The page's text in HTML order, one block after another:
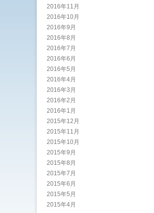
2016年11月
2016年10月
2016年9月
2016年8月
2016年7月
2016年6月
2016年5月
2016年4月
2016年3月
2016年2月
2016年1月
2015年12月
2015年11月
2015年10月
2015年9月
2015年8月
2015年7月
2015年6月
2015年5月
2015年4月